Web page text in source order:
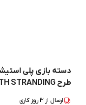
طرح DEATH STRANDING
ارسال از 3روز کاری